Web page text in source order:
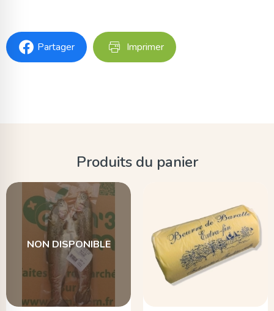
Partager Imprimer
Produits du panier
NON DISPONIBLE